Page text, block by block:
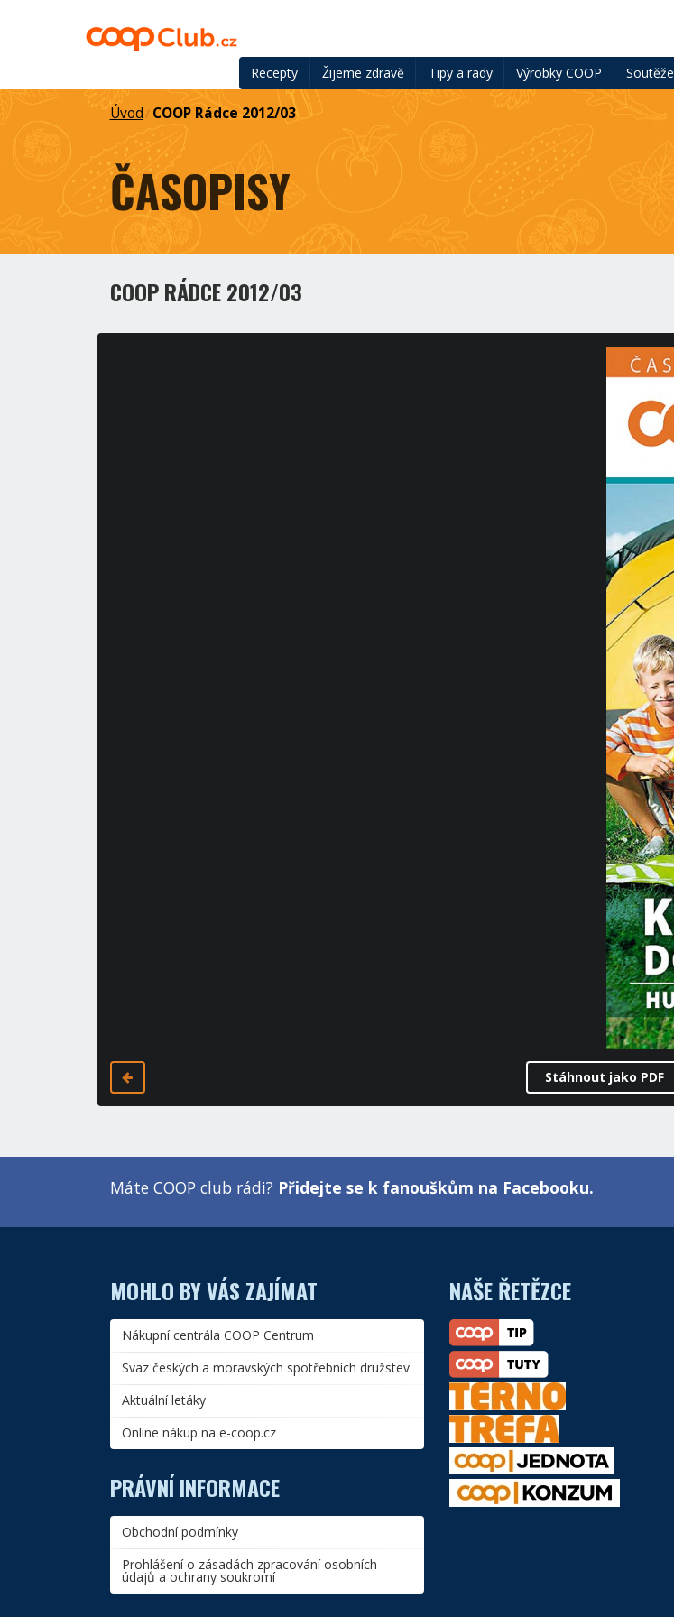
Recepty Žijeme zdravě Tipy a rady Výrobky COOP Soutěže
Úvod/ COOP Rádce 2012/03
ČASOPISY
COOP RÁDCE 2012/03
Stáhnout jako PDF
Máte COOP club rádi? Přidejte se k fanouškům na Facebooku.
MOHLO BY VÁS ZAJÍMAT
Nákupní centrála COOP Centrum
Svaz českých a moravských spotřebních družstev
Aktuální letáky
Online nákup na e-coop.cz
PRÁVNÍ INFORMACE
Obchodní podmínky
Prohlášení o zásadách zpracování osobních
údajů a ochrany soukromí
NAŠE ŘETĚZCE